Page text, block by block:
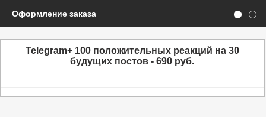
Оформление заказа
Telegram+ 100 положительных реакций на 30
будущих постов - 690 руб.